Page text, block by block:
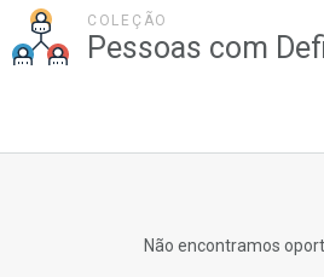
COLEÇÃO
Pessoas com
Não encontramos